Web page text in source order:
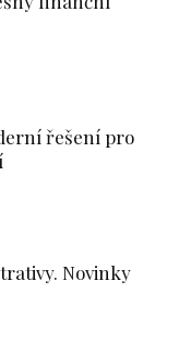
řešení pro
Novinky